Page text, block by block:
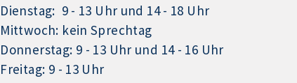
Dienstag: 9 - 13 Uhr und 14 - 18 Uhr
Mittwoch: kein Sprechtag
Donnerstag: 9 - 13 Uhr und 14 - 16 Uhr
Freitag: 9 - 13 Uhr